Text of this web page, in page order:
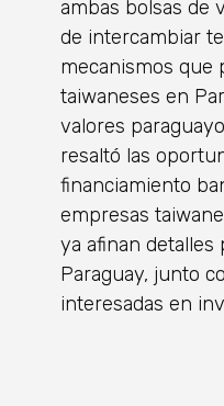
ambas bolsas de
de intercambiar
mecanismos que
taiwaneses en
valores
resaltó las
financiamiento
empresas
ya afinan detalles
Paraguay, junto
interesadas en